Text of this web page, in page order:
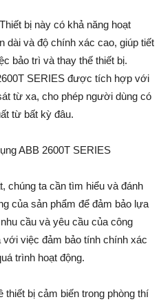
bị này có khả năng hoạt
dài và độ chính xác cao, giúp tiết
bảo trì và thay thế thiết bị.
SERIES được tích hợp với
từ xa, cho phép người dùng có
từ bất kỳ đâu.
ABB 2600T SERIES
chúng ta cần tìm hiểu và đánh
của sản phẩm để đảm bảo lựa
cầu và yêu cầu của công
việc đảm bảo tính chính xác
trình hoạt động.
bị cảm biến trong phòng thí